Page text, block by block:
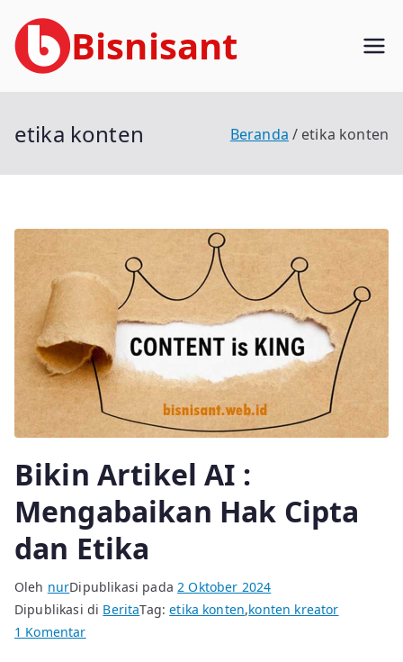
ke
konten
Bisnisant
etika konten Beranda etika konten
Bikin Artikel AI :
Mengabaikan Hak Cipta
dan Etika
Oleh nurDipublikasi pada2 Oktober 2024
Dipublikasi di BeritaTag:etika konten,konten kreator
1 Komentarpada